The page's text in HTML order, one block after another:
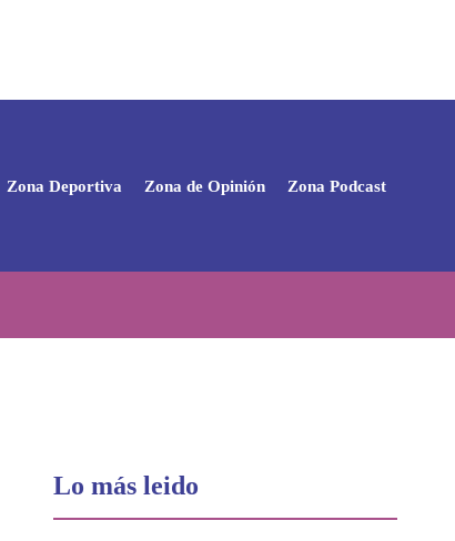
Zona Deportiva Zona de Opinión Zona Podcast
Lo más leido